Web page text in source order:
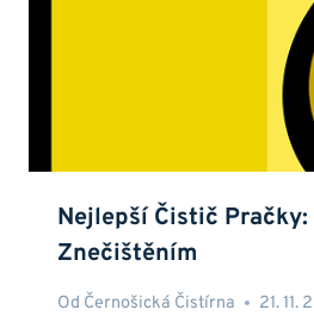
Nejlepší Čistič Pračky:
Znečištěním
Od Černošická Čistírna 21. 11.